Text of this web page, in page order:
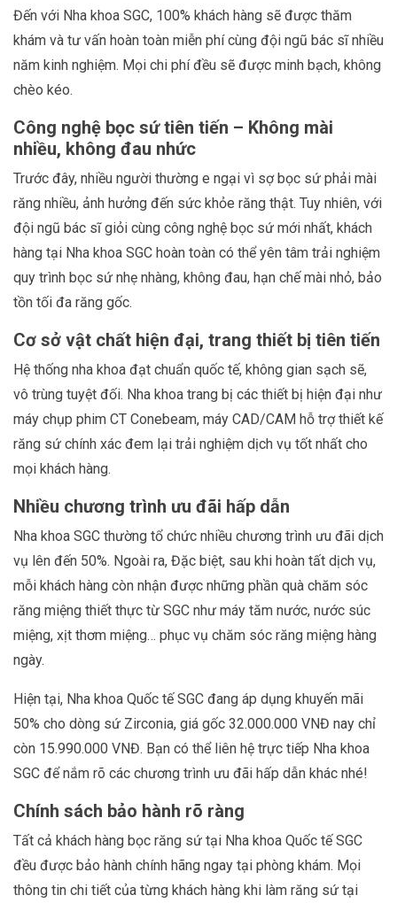
Đến với Nha khoa SGC, 100% khách hàng sẽ được thăm
khám và tư vấn hoàn toàn miễn phí cùng đội ngũ bác sĩ nhiều
năm kinh nghiệm. Mọi chi phí đều sẽ được minh bạch, không
chèo kéo.
Công nghệ bọc sứ tiên tiến – Không mài
nhiều, không đau nhức
Trước đây, nhiều người thường e ngại vì sợ bọc sứ phải mài
răng nhiều, ảnh hưởng đến sức khỏe răng thật. Tuy nhiên, với
đội ngũ bác sĩ giỏi cùng công nghệ bọc sứ mới nhất, khách
hàng tại Nha khoa SGC hoàn toàn có thể yên tâm trải nghiệm
quy trình bọc sứ nhẹ nhàng, không đau, hạn chế mài nhỏ, bảo
tồn tối đa răng gốc.
Cơ sở vật chất hiện đại, trang thiết bị tiên tiến
Hệ thống nha khoa đạt chuẩn quốc tế, không gian sạch sẽ,
vô trùng tuyệt đối. Nha khoa trang bị các thiết bị hiện đại như
máy chụp phim CT Conebeam, máy CAD/CAM hỗ trợ thiết kế
răng sứ chính xác đem lại trải nghiệm dịch vụ tốt nhất cho
mọi khách hàng.
Nhiều chương trình ưu đãi hấp dẫn
Nha khoa SGC thường tổ chức nhiều chương trình ưu đãi dịch
vụ lên đến 50%. Ngoài ra, Đặc biệt, sau khi hoàn tất dịch vụ,
mỗi khách hàng còn nhận được những phần quà chăm sóc
răng miệng thiết thực từ SGC như máy tăm nước, nước súc
miệng, xịt thơm miệng… phục vụ chăm sóc răng miệng hàng
ngày.
Hiện tại, Nha khoa Quốc tế SGC đang áp dụng khuyến mãi
50% cho dòng sứ Zirconia, giá gốc 32.000.000 VNĐ nay chỉ
còn 15.990.000 VNĐ. Bạn có thể liên hệ trực tiếp Nha khoa
SGC để nắm rõ các chương trình ưu đãi hấp dẫn khác nhé!
Chính sách bảo hành rõ ràng
Tất cả khách hàng bọc răng sứ tại Nha khoa Quốc tế SGC
đều được bảo hành chính hãng ngay tại phòng khám. Mọi
thông tin chi tiết của từng khách hàng khi làm răng sứ tại